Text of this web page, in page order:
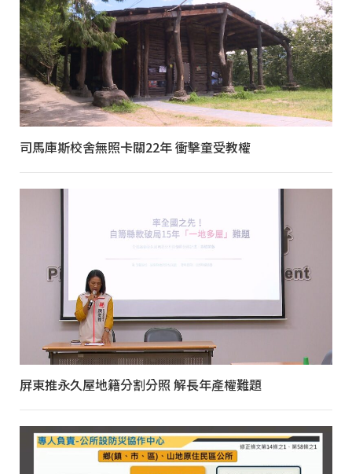
司馬庫斯校舍無照卡關22年 衝擊童受教權
屏東推永久屋地籍分割分照 解長年產權難題